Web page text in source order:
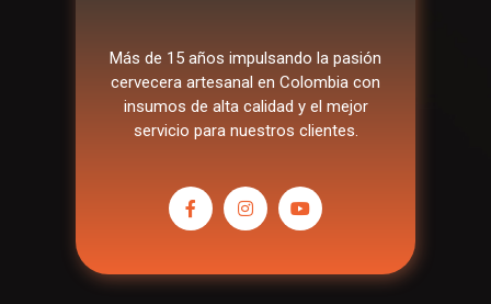
Más de 15 años impulsando la pasión
cervecera artesanal en Colombia con
insumos de alta calidad y el mejor
servicio para nuestros clientes.